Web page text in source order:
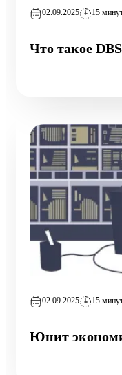
02.09.2025 15
Что такое
02.09.2025 15
Юнит